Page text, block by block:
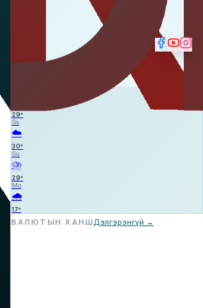
29°
Sa
☁️
30°
Su
⛈️
29°
Mo
🌧️
17°
ВАЛЮТЫН ХАНШДэлгэрэнгүй →